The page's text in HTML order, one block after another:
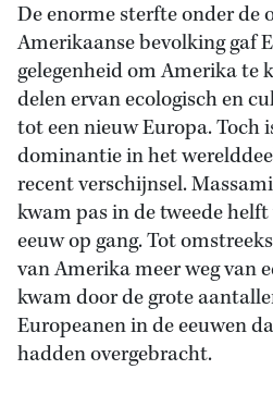
De enorme sterfte onder de
Amerikaanse bevolking gaf
gelegenheid om Amerika te
delen ervan ecologisch en
tot een nieuw Europa. Toch
dominantie in het
recent verschijnsel.
kwam pas in de tweede
eeuw op gang. Tot
van Amerika meer weg van
kwam door de grote
Europeanen in de eeuwen
hadden overgebracht.